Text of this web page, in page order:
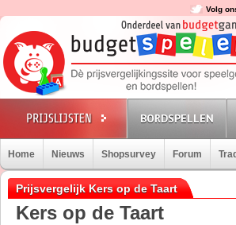
Volg
BORDSPELLEN
Home Nieuws Shopsurvey Forum
Prijsvergelijk Kers op de Taart
Kers op de Taart